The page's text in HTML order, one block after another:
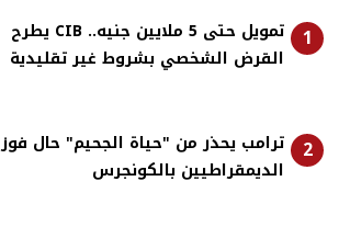
1
تمويل حتى 5 ملايين جنيه.. CIB يطرح
القرض الشخصي بشروط غير تقليدية
2
ترامب يحذر من "حياة الجحيم" حال فوز
الديمقراطيين بالكونجرس